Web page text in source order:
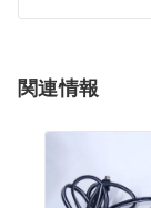
シ
ン
関連情報